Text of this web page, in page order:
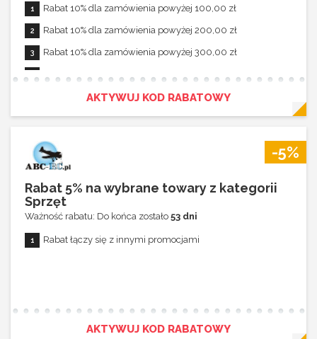
Rabat 10% dla zamówienia powyżej 100,00 zł
Rabat 10% dla zamówienia powyżej 200,00 zł
Rabat 10% dla zamówienia powyżej 300,00 zł
Rabat 10% dla zamówienia powyżej 500,00 zł
Rabat aktywny dla zamówień powyżej 100,00 zł
Rabat nie łączy się z innymi promocjami
AKTYWUJ KOD RABATOWY
-5%
Rabat 5% na wybrane towary z kategorii
Sprzęt
Ważność rabatu: Do końca zostało 53 dni
Rabat łączy się z innymi promocjami
AKTYWUJ KOD RABATOWY